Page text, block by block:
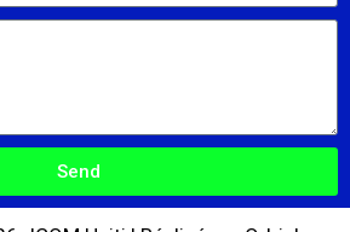
Send